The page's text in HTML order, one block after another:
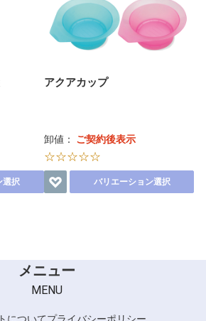
選択
アクアカップ
卸値： ご契約後表示
☆☆☆☆☆
バリエーション選択
メニュー
MENU
についてプライバシーポリシー